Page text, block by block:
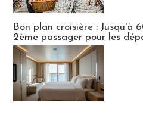
Bon plan croisière : Jusqu'à
2ème passager pour les